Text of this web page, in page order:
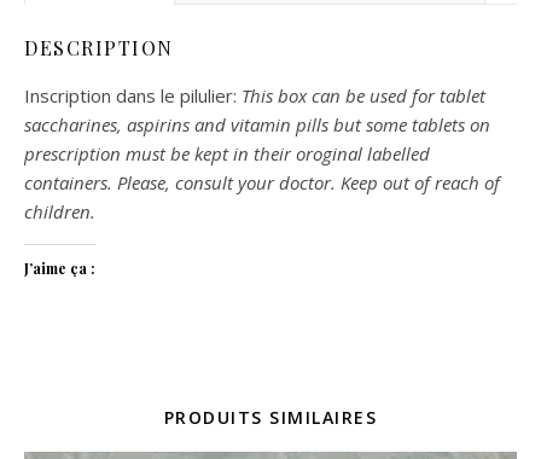
DESCRIPTION
Inscription dans le pilulier: This box can be used for tablet
saccharines, aspirins and vitamin pills but some tablets on
prescription must be kept in their oroginal labelled
containers. Please, consult your doctor. Keep out of reach of
children.
J’aime ça :
PRODUITS SIMILAIRES